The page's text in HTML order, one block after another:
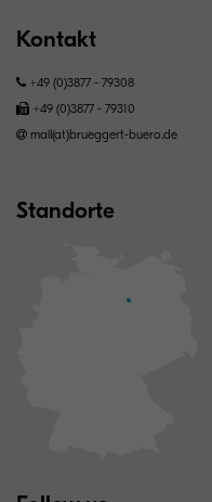
Kontakt
+49 (0)3877 - 79308
+49 (0)3877 - 79310
mail(at)brueggert-buero.de
Standorte